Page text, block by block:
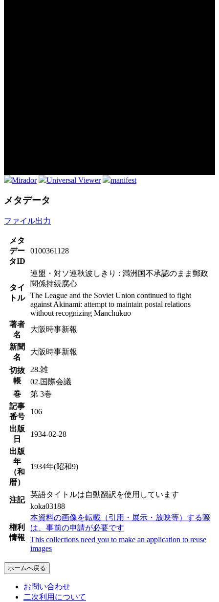
Mirador Universal Viewer manifest
メタデータ
ファイル出力
メタ
デー
タID
0100361128
タイ
トル
連盟・対ソ連秋波しきり : 満洲国不承認のまま郵政
関係持続腐心
The League and the Soviet Union continued to fight
against Akinami: attempt to maintain postal relations
without recognizing Manchukuo
著者
名
大阪時事新報
新聞
名
大阪時事新報
切抜
帳
28.雑
02.国際会議
巻
第 3巻
記事
番号
106
出版
日
1934-02-28
出版
年
（和
暦）
1934年(昭和9)
注記
英語タイトルは自動翻訳を使用しています
koka03188
権利
情報
本資料の画像を転載（引用・展示・放映等）する際
は、事前の申請が必要です
This collections need you to make an application to reuse
images
ホームへ戻る
お問い合わせ
二次利用について